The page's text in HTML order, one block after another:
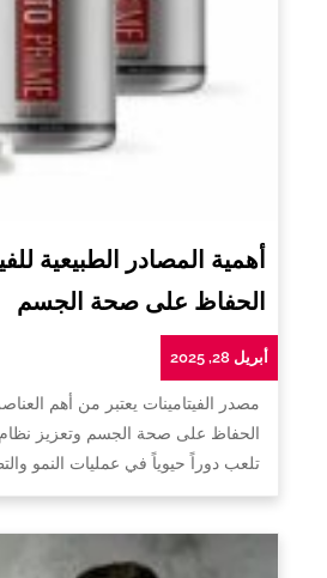
أهمية المصادر الطبيعية
الحفاظ على صحة الجسم
أبريل 28, 2025
مصدر الفيتامينات يعتبر من أهم
الحفاظ على صحة الجسم وتعزيز نظام
تلعب دوراً حيوياً في عمليات النمو